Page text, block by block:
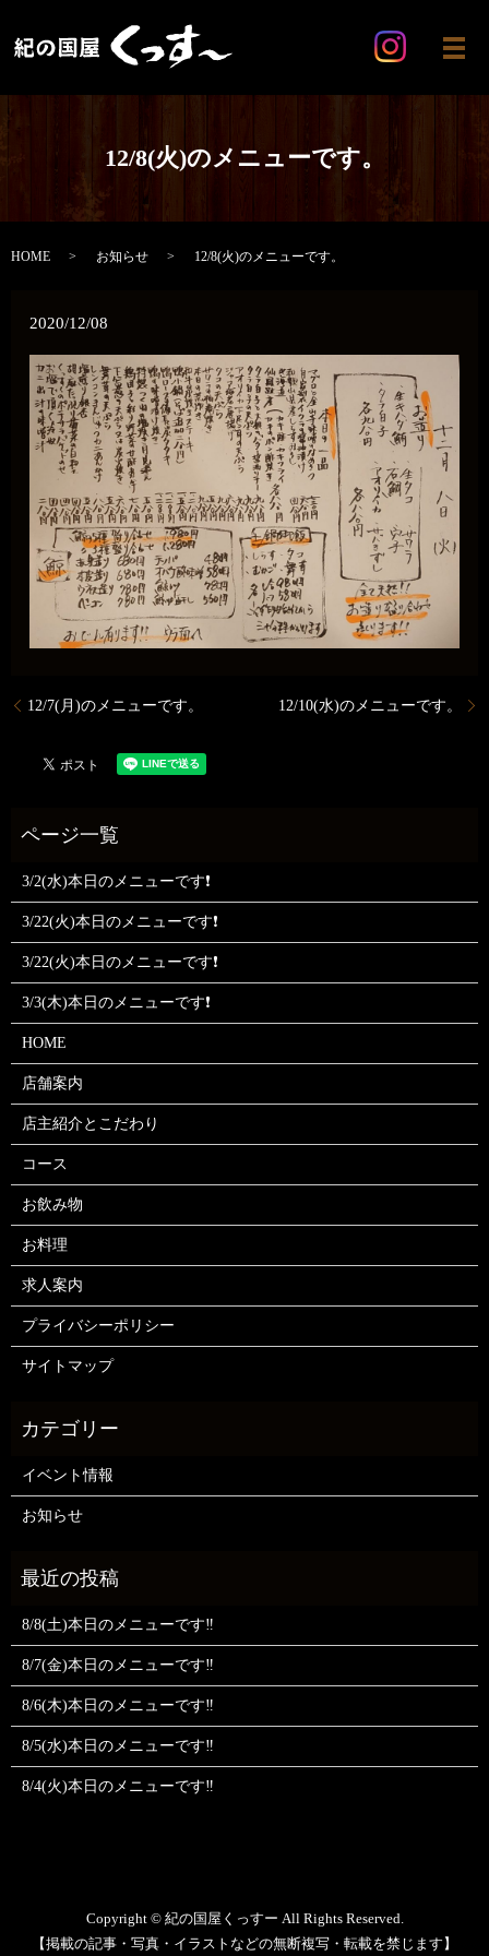
メ
12/8(火)のメニューです。
HOME お知らせ 12/8(火)のメニューです。
2020/12/08
12/7(月)のメニューです。 12/10(水)のメニューです。
3/2(水)本日のメニューです❗
3/22(火)本日のメニューです❗
3/22(火)本日のメニューです❗
3/3(木)本日のメニューです❗
HOME
店舗案内
店主紹介とこだわり
コース
お飲み物
お料理
求人案内
プライバシーポリシー
サイトマップ
イベント情報
お知らせ
8/8(土)本日のメニューです‼️
8/7(金)本日のメニューです‼️
8/6(木)本日のメニューです‼️
8/5(水)本日のメニューです‼️
8/4(火)本日のメニューです‼️
Copyright © 紀の国屋くっすー All Rights Reserved.
【掲載の記事・写真・イラストなどの無断複写・転載を禁じます】